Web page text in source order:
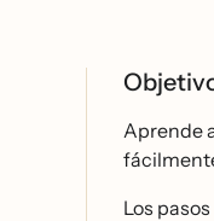
Aprende
Los